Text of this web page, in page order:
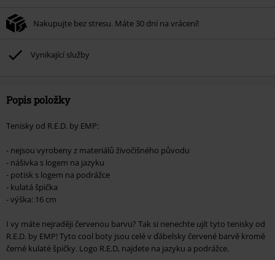
Nelze kombinovat s jinými akciovými kódy. Sleva se nevztahuje na: knihy,
média, vstupenky, Rammstein, (Till) Lindemann, Böhse Onkelz, Broilers, Die
podpoříte nadaci.
Nakupujte bez stresu. Máte 30 dní na vrácení!
Vynikající služby
Popis položky
Tenisky od R.E.D. by EMP:
- nejsou vyrobeny z materiálů živočišného původu
- nášivka s logem na jazyku
- potisk s logem na podrážce
- kulatá špička
- výška: 16 cm
I vy máte nejraději červenou barvu? Tak si nenechte ujít tyto tenisky od
R.E.D. by EMP! Tyto cool boty jsou celé v ďábelsky červené barvě kromě
černé kulaté špičky. Logo R.E.D, najdete na jazyku a podrážce.